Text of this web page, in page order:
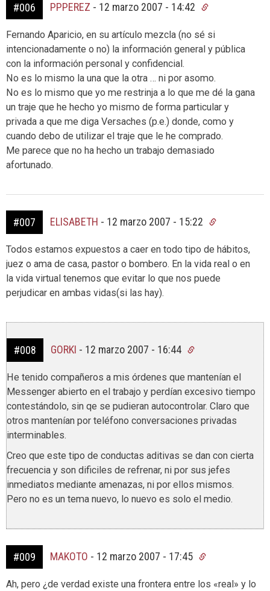
#006 PPPEREZ - 12 marzo 2007 - 14:42
Fernando Aparicio, en su artículo mezcla (no sé si
intencionadamente o no) la información general y pública
con la información personal y confidencial.
No es lo mismo la una que la otra … ni por asomo.
No es lo mismo que yo me restrinja a lo que me dé la gana
un traje que he hecho yo mismo de forma particular y
privada a que me diga Versaches (p.e.) donde, como y
cuando debo de utilizar el traje que le he comprado.
Me parece que no ha hecho un trabajo demasiado
afortunado.
#007 ELISABETH - 12 marzo 2007 - 15:22
Todos estamos expuestos a caer en todo tipo de hábitos,
juez o ama de casa, pastor o bombero. En la vida real o en
la vida virtual tenemos que evitar lo que nos puede
perjudicar en ambas vidas(si las hay).
#008 GORKI - 12 marzo 2007 - 16:44
He tenido compañeros a mis órdenes que mantenían el
Messenger abierto en el trabajo y perdían excesivo tiempo
contestándolo, sin qe se pudieran autocontrolar. Claro que
otros mantenían por teléfono conversaciones privadas
interminables.
Creo que este tipo de conductas aditivas se dan con cierta
frecuencia y son dificiles de refrenar, ni por sus jefes
inmediatos mediante amenazas, ni por ellos mismos.
Pero no es un tema nuevo, lo nuevo es solo el medio.
#009 MAKOTO - 12 marzo 2007 - 17:45
Ah, pero ¿de verdad existe una frontera entre los «real» y lo